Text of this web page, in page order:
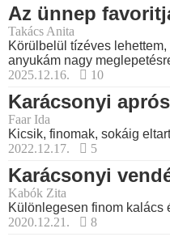
Az ünnep
Takács Anita
Körülbelül tízéves
anyukám nagy
2025.12.16.
10
Karácsonyi
Faar Ida
Kicsik, finomak, sokáig
2022.12.17.
5
Karácsonyi
Kabók Zita
Különlegesen finom kalács
2020.12.21.
8